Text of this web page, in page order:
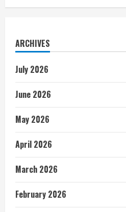
ARCHIVES
July 2026
June 2026
May 2026
April 2026
March 2026
February 2026